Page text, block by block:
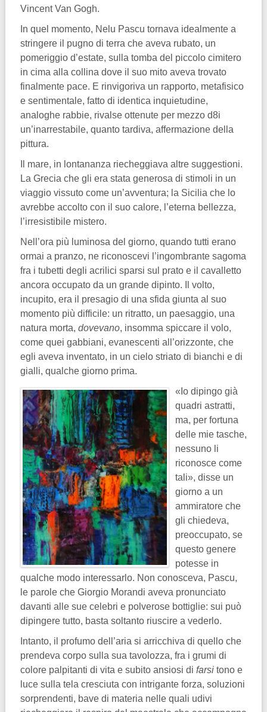
Vincent Van Gogh.
In quel momento, Nelu Pascu tornava idealmente a
stringere il pugno di terra che aveva rubato, un
pomeriggio d’estate, sulla tomba del piccolo cimitero
in cima alla collina dove il suo mito aveva trovato
finalmente pace. E rinvigoriva un rapporto, metafisico
e sentimentale, fatto di identica inquietudine,
analoghe rabbie, rivalse ottenute per mezzo d8i
un’inarrestabile, quanto tardiva, affermazione della
pittura.
Il mare, in lontananza riecheggiava altre suggestioni.
La Grecia che gli era stata generosa di stimoli in un
viaggio vissuto come un’avventura; la Sicilia che lo
avrebbe accolto con il suo calore, l’eterna bellezza,
l’irresistibile mistero.
Nell’ora più luminosa del giorno, quando tutti erano
ormai a pranzo, ne riconoscevi l’ingombrante sagoma
fra i tubetti degli acrilici sparsi sul prato e il cavalletto
ancora occupato da un grande dipinto. Il volto,
incupito, era il presagio di una sfida giunta al suo
momento più difficile: un ritratto, un paesaggio, una
natura morta, dovevano, insomma spiccare il volo,
come quei gabbiani, evanescenti all’orizzonte, che
egli aveva inventato, in un cielo striato di bianchi e di
gialli, qualche giorno prima.
«Io dipingo già
quadri astratti,
ma, per fortuna
delle mie tasche,
nessuno li
riconosce come
tali», disse un
giorno a un
ammiratore che
gli chiedeva,
preoccupato, se
questo genere
potesse in
qualche modo interessarlo. Non conosceva, Pascu,
le parole che Giorgio Morandi aveva pronunciato
davanti alle sue celebri e polverose bottiglie: sui può
dipingere tutto, basta soltanto riuscire a vederlo.
Intanto, il profumo dell’aria si arricchiva di quello che
prendeva corpo sulla sua tavolozza, fra i grumi di
colore palpitanti di vita e subito ansiosi di farsitono e
luce sulla tela cresciuta con intrigante forza, soluzioni
sorprendenti, bave di materia nelle quali udivi